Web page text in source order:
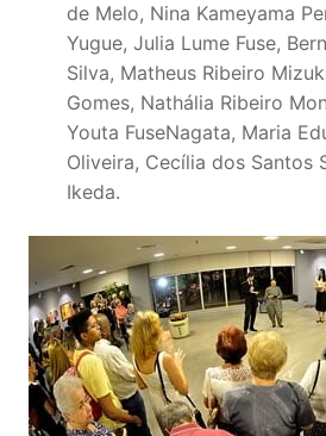
de Melo, Nina Kameyama
Yugue, Julia Lume Fuse,
Silva, Matheus Ribeiro
Gomes, Nathália Ribeiro
Youta FuseNagata, Maria
Oliveira, Cecília dos Santos
Ikeda.